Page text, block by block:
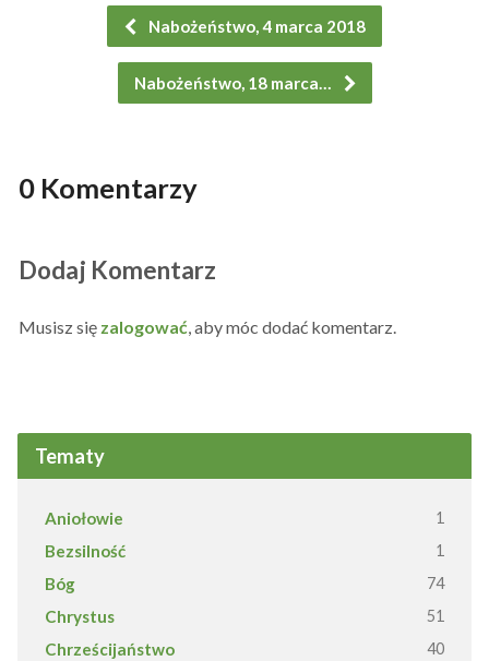
Nabożeństwo, 4 marca 2018
Nabożeństwo, 18 marca…
0 Komentarzy
Dodaj Komentarz
Musisz się zalogować , aby móc dodać komentarz.
Tematy
Aniołowie 1
Bezsilność 1
Bóg 74
Chrystus 51
Chrześcijaństwo 40